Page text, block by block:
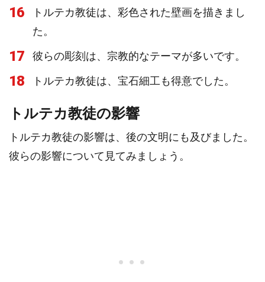
16
トルテカ教徒は、彩色された壁画を描きまし
た。
17 彼らの彫刻は、宗教的なテーマが多いです。
18 トルテカ教徒は、宝石細工も得意でした。
トルテカ教徒の影響
トルテカ教徒の影響は、後の文明にも及びました。
彼らの影響について見てみましょう。